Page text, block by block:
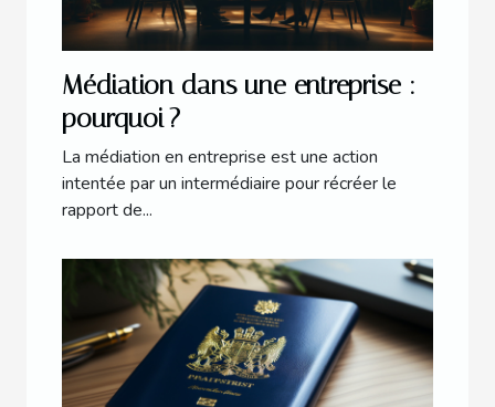
Médiation dans une entreprise :
pourquoi ?
La médiation en entreprise est une action
intentée par un intermédiaire pour récréer le
rapport de...